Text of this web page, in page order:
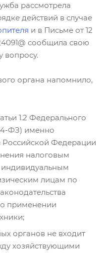
рассмотрела
действий в случае
и в Письме от 12
сообщила свою
вопросу.
органа напомнило,
1.2 Федерального
ФЗ) именно
Российской Федерации
налоговым
лицам по
применении
органов не входит
хозяйствующими